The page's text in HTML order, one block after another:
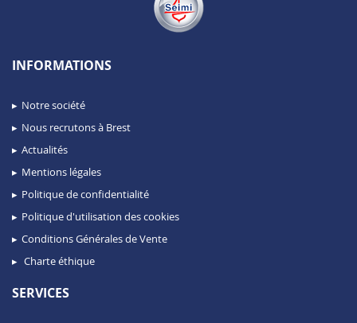
INFORMATIONS
Notre société
Nous recrutons à Brest
Actualités
Mentions légales
Politique de confidentialité
Politique d'utilisation des cookies
Conditions Générales de Vente
Charte éthique
SERVICES